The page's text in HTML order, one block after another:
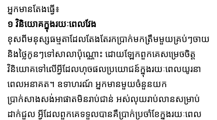
អ្នកមានតែងធ្វើ៖
១ វិនិយោគក្នុងរយៈពេលវែង
ខុសពីមនុស្សធម្មតាដែលតែងតែរកប្រាក់មកត្រឹមមួយគ្រប់ៗចាយ
និងថ្លៃកូនៗទៅសាលាប៉ុណ្ណោះ ដោយឡែកពួកគេសម្រេចចិត្ត
វិនិយោគទៅលើអ្វីដែលហុចផលប្រយោជន៍ក្នុងរយៈពេលយូរនា
ពេលអនាគត។ ឧទាហរណ៍ អ្នកមានមួយចំនួនយក
ប្រាក់សាងសង់អាផាតមិនរាប់ជាន់ អស់លុយរាប់លានសម្រាប់
ដាក់ជួល អ្វីដែលពួកគេទទួលបានគឺប្រាក់ប្រចាំខែក្នុងរយៈពេល